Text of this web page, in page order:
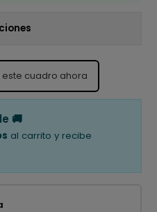
cuadro ahora
🚚
al carrito y recibe